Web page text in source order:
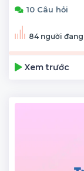
10 Câu hỏi
84 người
Xem trước